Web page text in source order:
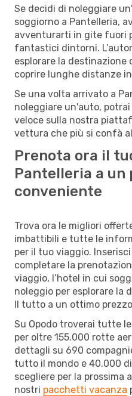
Se decidi di noleggiare
soggiorno a Pantelleria,
avventurarti in gite fuori
fantastici dintorni.
esplorare la destinazione
coprire lunghe distanze
Se una volta arrivato a
noleggiare un'auto,
veloce sulla nostra
vettura che più si confà
Prenota ora il
Pantelleria a un
conveniente
Trova ora le migliori
imbattibili e tutte le
per il tuo viaggio.
completare la
viaggio, l’hotel in cui
noleggio per esplorare la
Il tutto a un ottimo
Su Opodo troverai tutte
per oltre 155.000 rotte
dettagli su 690
tutto il mondo e 40.000
scegliere per la prossima
nostri pacchetti vacanza